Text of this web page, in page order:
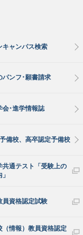
キャンパス検索
パンフ･願書請求
会･進学情報誌
備校、高卒認定予備校
共通テスト「受験上の
員資格認定試験
（情報）教員資格認定